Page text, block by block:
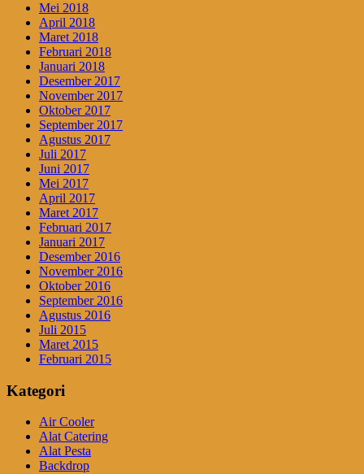
Mei 2018
April 2018
Maret 2018
Februari 2018
Januari 2018
Desember 2017
November 2017
Oktober 2017
September 2017
Agustus 2017
Juli 2017
Juni 2017
Mei 2017
April 2017
Maret 2017
Februari 2017
Januari 2017
Desember 2016
November 2016
Oktober 2016
September 2016
Agustus 2016
Juli 2015
Maret 2015
Februari 2015
Kategori
Air Cooler
Alat Catering
Alat Pesta
Backdrop